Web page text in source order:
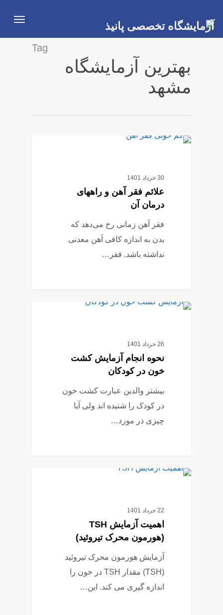
main
Menu
Tag
بهترین آزمایشگاه
مشهد
30 خرداد 1401
علائم فقر آهن و راههای
درمان آن
فقر آهن زمانی رخ می‌دهد که
بدن به اندازه کافی آهن معدنی
نداشته باشد. فقر…
26 خرداد 1401
نحوه انجام آزمایش کشت
خون در کودکان
بیشتر والدین عبارت کشت خون
در کودک را شنیده اند ولی آیا
چیزی در مورد…
22 خرداد 1401
اهمیت آزمایش TSH
(هورمون محرک تیروئید)
آزمایش هورمون محرک تیروئید
(TSH) مقدار TSH در خون را
اندازه ­گیری می ­کند. این…